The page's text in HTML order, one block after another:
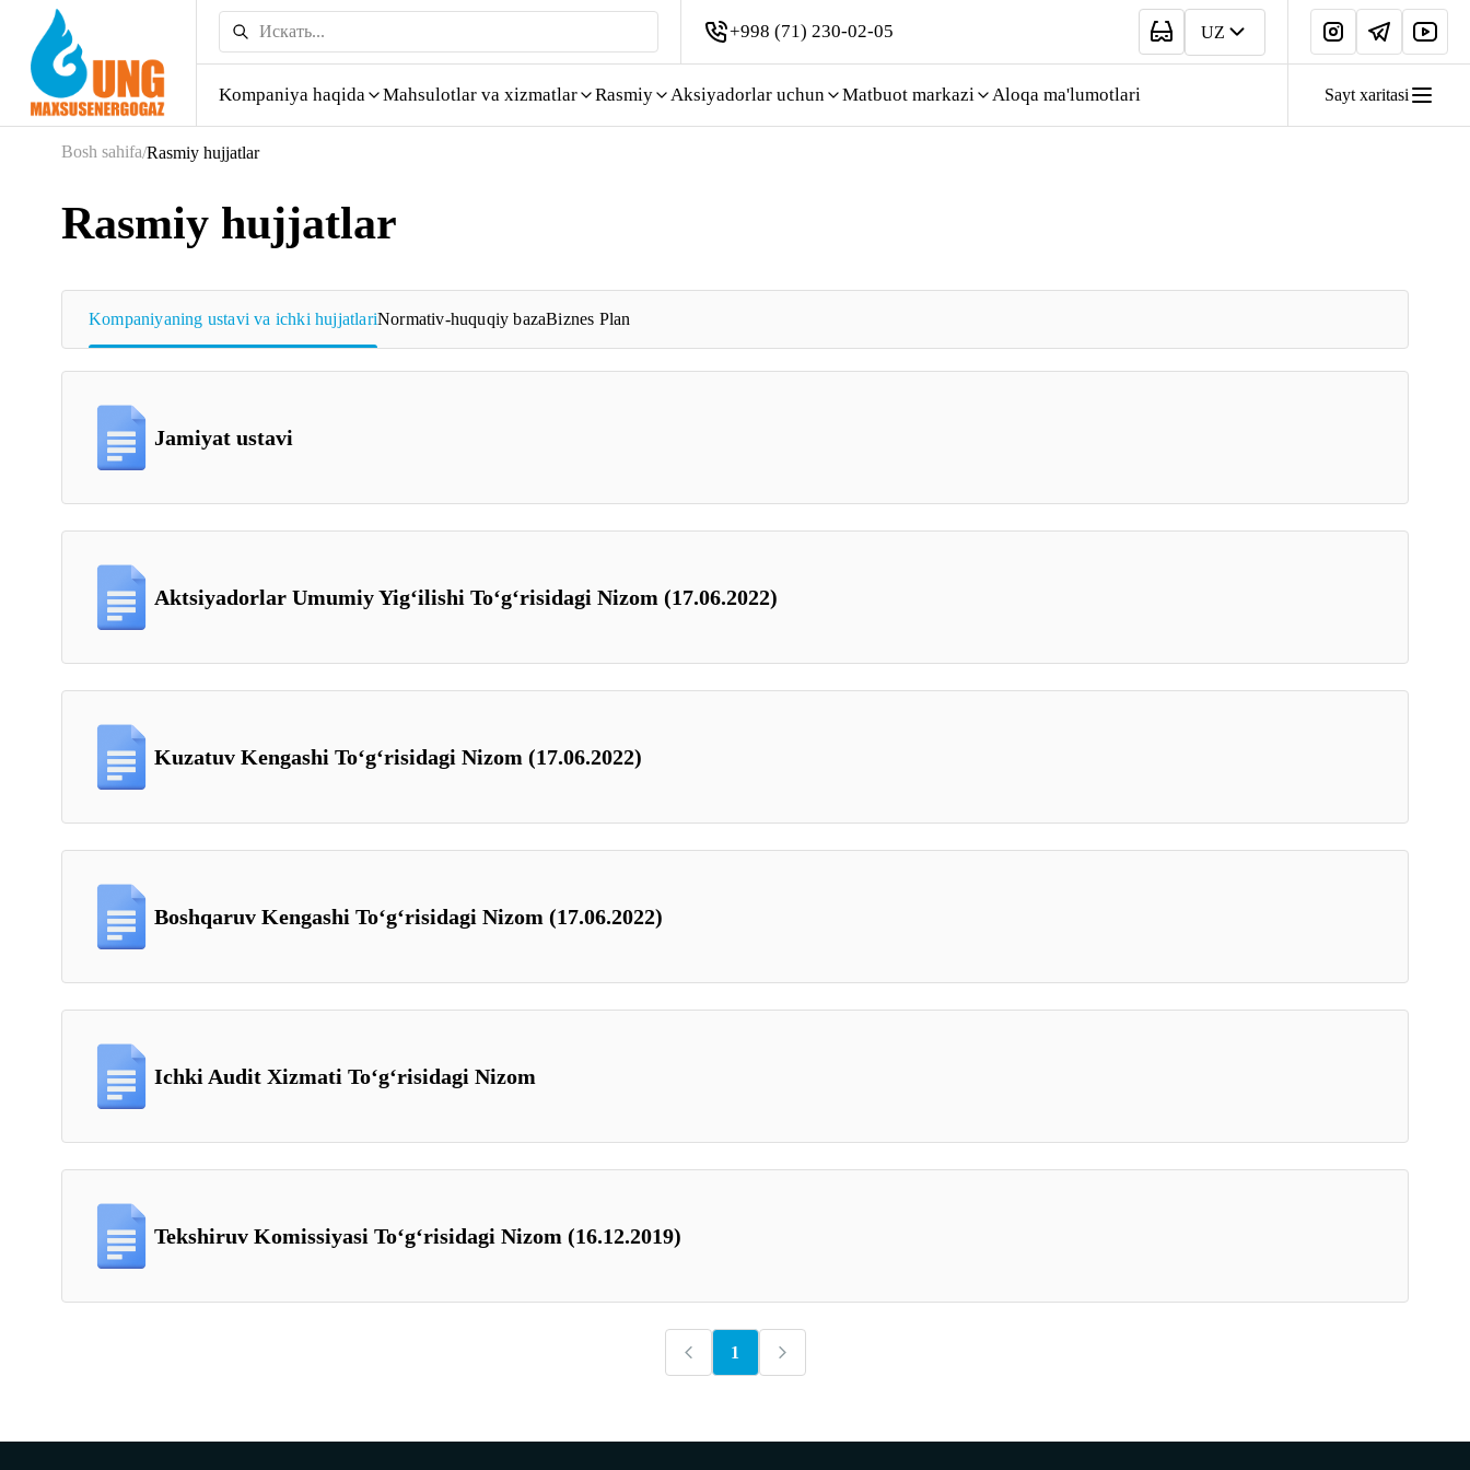
+998 (71) 230-02-05 UZ
Kompaniya haqida Mahsulotlar va xizmatlar Rasmiy Aksiyadorlar uchun Matbuot markazi Aloqa ma'lumotlari Sayt xaritasi
Bosh sahifa/Rasmiy hujjatlar
Rasmiy hujjatlar
Kompaniyaning ustavi va ichki hujjatlariNormativ-huquqiy bazaBiznes Plan
Jamiyat ustavi
Aktsiyadorlar Umumiy Yigʻilishi Toʻgʻrisidagi Nizom (17.06.2022)
Kuzatuv Kengashi Toʻgʻrisidagi Nizom (17.06.2022)
Boshqaruv Kengashi Toʻgʻrisidagi Nizom (17.06.2022)
Ichki Audit Xizmati Toʻgʻrisidagi Nizom
Tekshiruv Komissiyasi Toʻgʻrisidagi Nizom (16.12.2019)
1